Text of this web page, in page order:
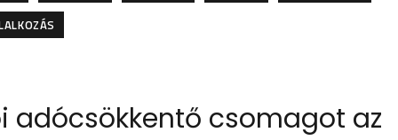
adócsökkentő csomagot az